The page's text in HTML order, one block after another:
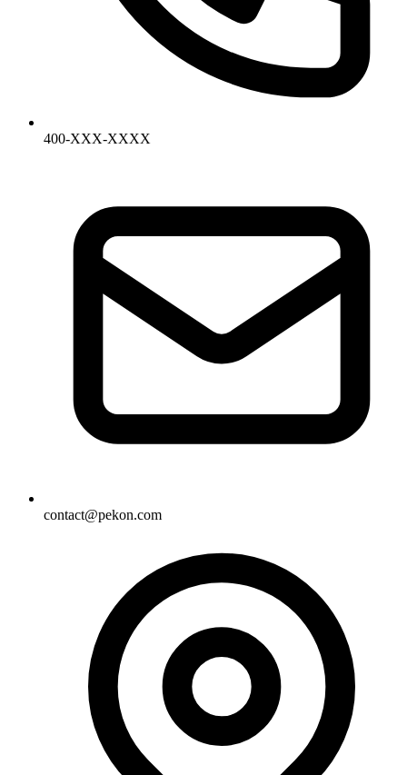
400-XXX-XXXX
contact@pekon.com